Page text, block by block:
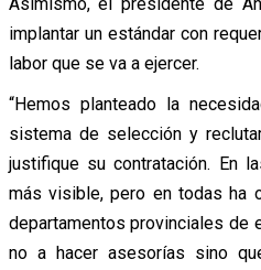
implantar un estándar con
labor que se va a ejercer.
“Hemos planteado la
sistema de selección y
justifique su contratación. En
más visible, pero en todas ha
departamentos provinciales de
no a hacer asesorías sino